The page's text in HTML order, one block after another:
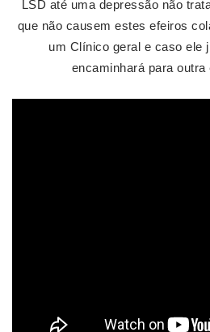
LSD até uma depressão não
que não causem estes efeiros
um Clínico geral e caso ele
encaminhará para outra